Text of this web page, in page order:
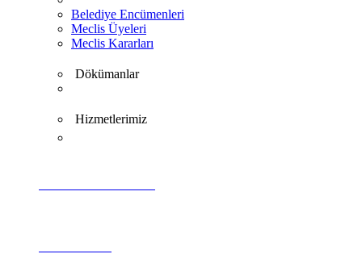
Belediye Encümenleri
Meclis Üyeleri
Meclis Kararları
Dökümanlar
Hizmetlerimiz